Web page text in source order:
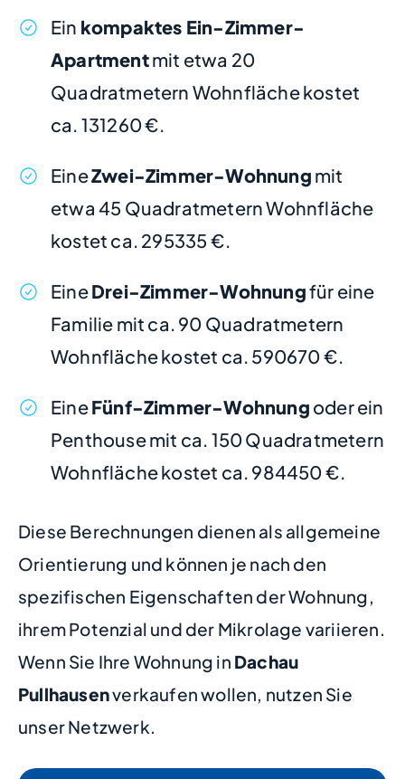
Ein kompaktes Ein-Zimmer-
Apartmentmit etwa 20
Quadratmetern Wohnfläche kostet
ca. 131260 €.
EineZwei-Zimmer-Wohnung mit
etwa 45 Quadratmetern Wohnfläche
kostet ca. 295335 €.
EineDrei-Zimmer-Wohnungfür eine
Familie mit ca. 90 Quadratmetern
Wohnfläche kostet ca. 590670 €.
EineFünf-Zimmer-Wohnung oder ein
Penthouse mit ca. 150 Quadratmetern
Wohnfläche kostet ca. 984450 €.
Diese Berechnungen dienen als allgemeine
Orientierung und können je nach den
spezifischen Eigenschaften der Wohnung,
ihrem Potenzial und der Mikrolage variieren.
Wenn Sie Ihre Wohnung in Dachau
Pullhausenverkaufen wollen, nutzen Sie
unser Netzwerk.